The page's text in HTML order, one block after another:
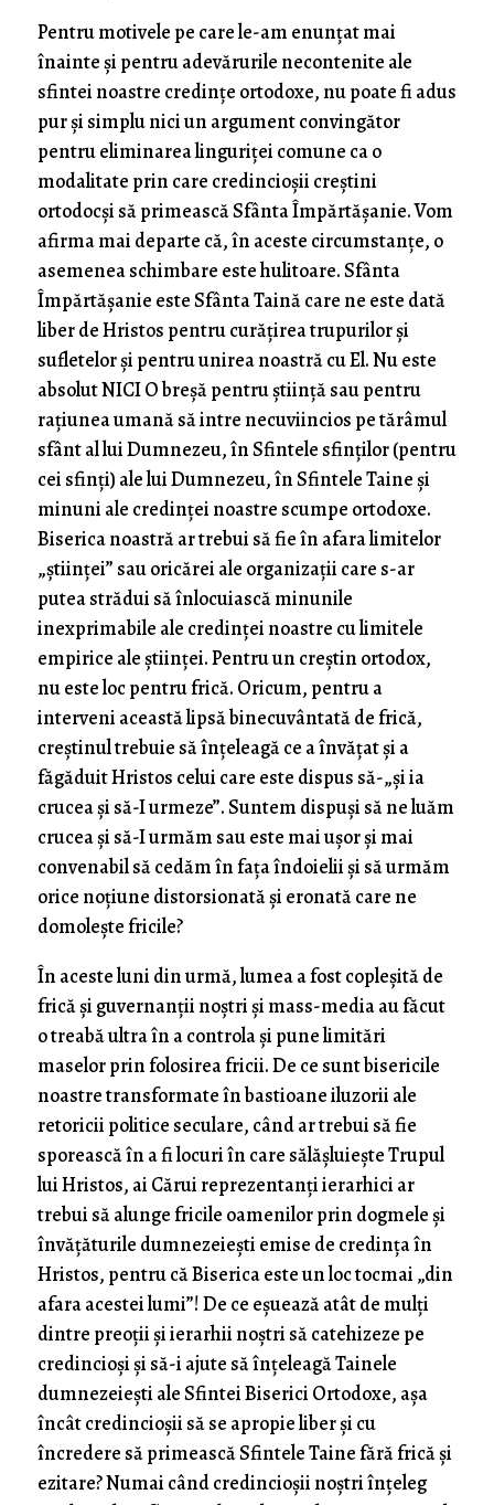
Pentru motivele pe care le-am enunțat mai
înainte și pentru adevărurile necontenite ale
sfintei noastre credințe ortodoxe, nu poate fi adus
pur și simplu nici un argument convingător
pentru eliminarea linguriței comune ca o
modalitate prin care credincioșii creștini
ortodocși să primească Sfânta Împărtășanie. Vom
afirma mai departe că, în aceste circumstanțe, o
asemenea schimbare este hulitoare. Sfânta
Împărtășanie este Sfânta Taină care ne este dată
liber de Hristos pentru curățirea trupurilor și
sufletelor și pentru unirea noastră cu El. Nu este
absolut NICI O breșă pentru știință sau pentru
rațiunea umană să intre necuviincios pe tărâmul
sfânt al lui Dumnezeu, în Sfintele sfinților (pentru
cei sfinți) ale lui Dumnezeu, în Sfintele Taine și
minuni ale credinței noastre scumpe ortodoxe.
Biserica noastră ar trebui să fie în afara limitelor
„științei” sau oricărei ale organizații care s-ar
putea strădui să înlocuiască minunile
inexprimabile ale credinței noastre cu limitele
empirice ale științei. Pentru un creștin ortodox,
nu este loc pentru frică. Oricum, pentru a
interveni această lipsă binecuvântată de frică,
creștinul trebuie să înțeleagă ce a învățat și a
făgăduit Hristos celui care este dispus să-„și ia
crucea și să-I urmeze”. Suntem dispuși să ne luăm
crucea și să-I urmăm sau este mai ușor și mai
convenabil să cedăm în fața îndoielii și să urmăm
orice noțiune distorsionată și eronată care ne
domolește fricile?
În aceste luni din urmă, lumea a fost copleșită de
frică și guvernanții noștri și mass-media au făcut
o treabă ultra în a controla și pune limitări
maselor prin folosirea fricii. De ce sunt bisericile
noastre transformate în bastioane iluzorii ale
retoricii politice seculare, când ar trebui să fie
sporească în a fi locuri în care sălășluiește Trupul
lui Hristos, ai Cărui reprezentanți ierarhici ar
trebui să alunge fricile oamenilor prin dogmele și
învățăturile dumnezeiești emise de credința în
Hristos, pentru că Biserica este un loc tocmai „din
afara acestei lumi”! De ce eșuează atât de mulți
dintre preoții și ierarhii noștri să catehizeze pe
credincioși și să-i ajute să înțeleagă Tainele
dumnezeiești ale Sfintei Biserici Ortodoxe, așa
încât credincioșii să se apropie liber și cu
încredere să primească Sfintele Taine fără frică și
ezitare? Numai când credincioșii noștri înțeleg